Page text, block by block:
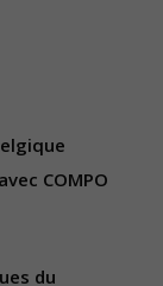
COMPO
du